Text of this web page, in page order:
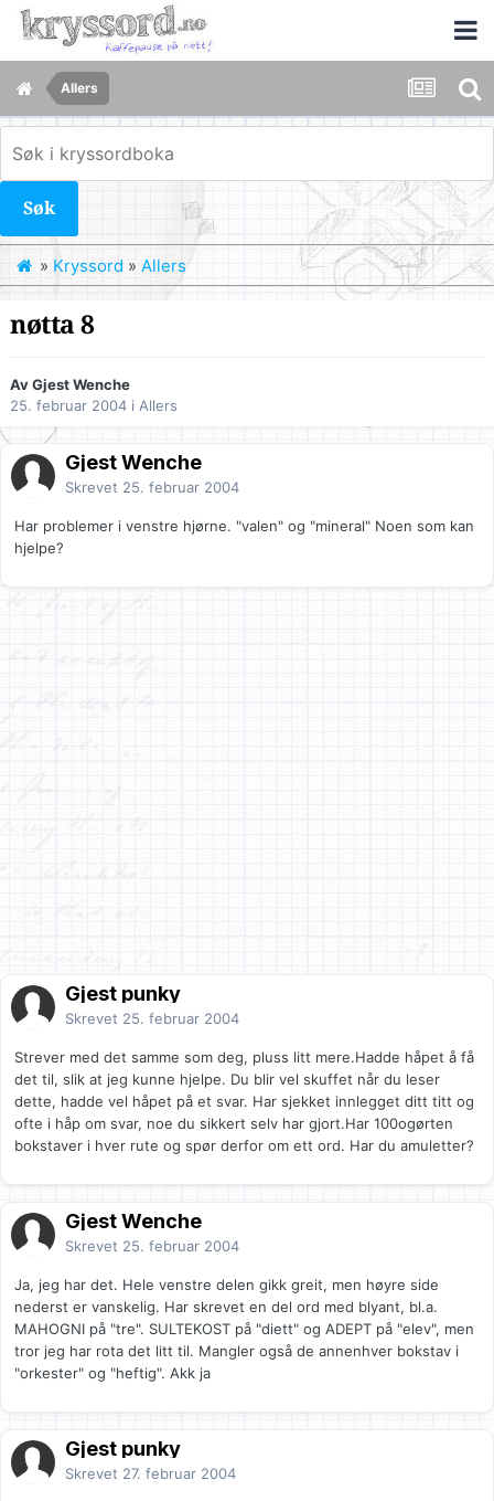
Allers
Søk
» Kryssord » Allers
nøtta 8
Av Gjest Wenche
25. februar 2004 i Allers
Gjest Wenche
Skrevet 25. februar 2004
Har problemer i venstre hjørne. "valen" og "mineral" Noen som kan
hjelpe?
Gjest punky
Skrevet 25. februar 2004
Strever med det samme som deg, pluss litt mere.Hadde håpet å få
det til, slik at jeg kunne hjelpe. Du blir vel skuffet når du leser
dette, hadde vel håpet på et svar. Har sjekket innlegget ditt titt og
ofte i håp om svar, noe du sikkert selv har gjort.Har 100ogørten
bokstaver i hver rute og spør derfor om ett ord. Har du amuletter?
Gjest Wenche
Skrevet 25. februar 2004
Ja, jeg har det. Hele venstre delen gikk greit, men høyre side
nederst er vanskelig. Har skrevet en del ord med blyant, bl.a.
MAHOGNI på "tre". SULTEKOST på "diett" og ADEPT på "elev", men
tror jeg har rota det litt til. Mangler også de annenhver bokstav i
"orkester" og "heftig". Akk ja
Gjest punky
Skrevet 27. februar 2004